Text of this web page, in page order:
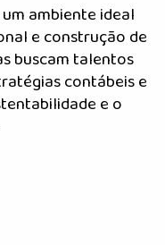
ambiente ideal
e construção de
buscam talentos
contábeis e
e o